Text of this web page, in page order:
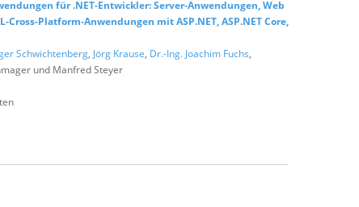
für .NET-Entwickler: Server-Anwendungen, Web
Cross-Platform-Anwendungen mit ASP.NET, ASP.NET Core,
Schwichtenberg, Jörg Krause, Dr.-Ing. Joachim Fuchs,
und Manfred Steyer